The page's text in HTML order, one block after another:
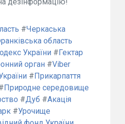
#Черкаська
область
України #Гектар
орган #Viber
#Прикарпаття
Природне середовище
#Дуб #Акація
#Урочище